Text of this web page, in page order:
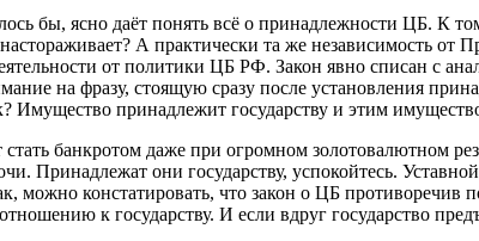
бы, ясно даёт понять всё о принадлежности ЦБ. К
А практически та же независимость от
от политики ЦБ РФ. Закон явно списан с
на фразу, стоящую сразу после установления
Имущество принадлежит государству и этим
банкротом даже при огромном золотовалютном
Принадлежат они государству, успокойтесь.
можно констатировать, что закон о ЦБ
к государству. И если вдруг государство